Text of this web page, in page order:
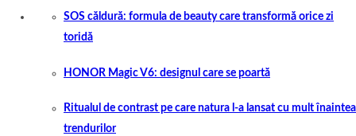
SOS căldură: formula de beauty care transformă orice zi
toridă
HONOR Magic V6: designul care se poartă
Ritualul de contrast pe care natura l-a lansat cu mult înaintea
trendurilor